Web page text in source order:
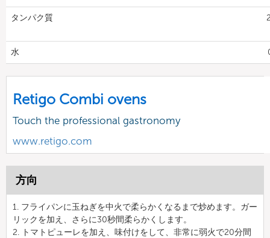
タンパク質
水
Retigo Combi ovens
Touch the professional gastronomy
www.retigo.com
方向
1. フライパンに玉ねぎを中火で柔らかくなるまで炒めます。ガー
リックを加え、さらに30秒間柔らかくします。
2. トマトピューレを加え、味付けをして、非常に弱火で20分間